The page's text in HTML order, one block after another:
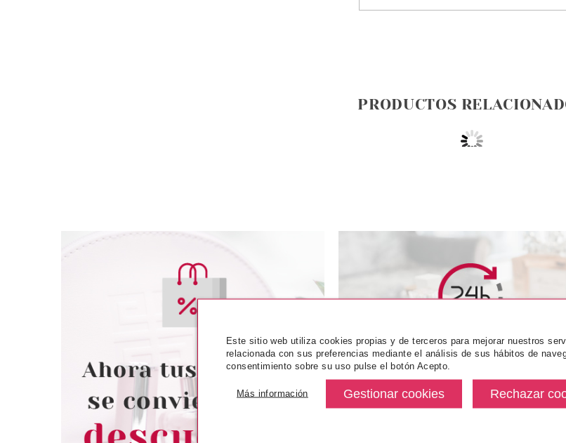
PRODUCTOS
GUERLAIN LA PETITE ROBE
Pvr 102.00€ desde
45.99€
BAIN BODY LOTION 200 ML
Pvr 42.60€
-9%
desde
38.59€
NETTARE DI SOLE EDT 125 ML
Pvr 102.60€
-16% 86.55€
Este sitio web utiliza cookies propias y de terceros para mejorar nuestros
relacionada con sus preferencias mediante el análisis de sus hábitos de
consentimiento sobre su uso pulse el botón Acepto.
Más información